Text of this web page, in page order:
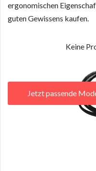
ergonomischen
guten Gewissens kaufen.
Keine
Jetzt passende